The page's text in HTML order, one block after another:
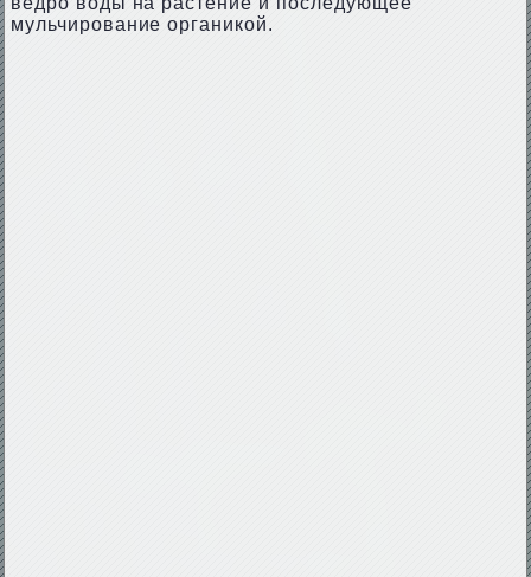
мульчирование органикой.